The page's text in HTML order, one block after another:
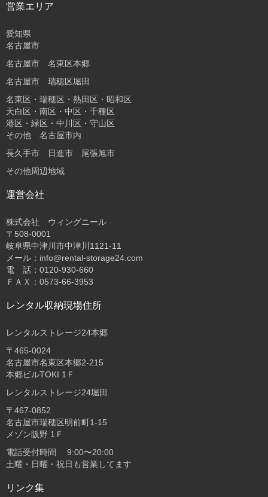
営業エリア
愛知県
名古屋市
名古屋市 名東区本郷
名古屋市 瑞穂区堀田
名東区・瑞穂区・熱田区・昭和区
天白区・南区・中区・千種区
港区・緑区・中川区・守山区
その他 名古屋市内
長久手市 日進市 尾張旭市
その他周辺地域
運営会社
株式会社 ウィングニール
〒508-0001
岐阜県中津川市中津川1121-11
メール：info@rental-storage24.com
電 話：0120-930-660
ＦＡＸ：0573-66-3953
レンタル収納現場住所
レンタルストレージ24本郷
〒465-0024
名古屋市名東区本郷2-215
本郷ビルTOKI 1Ｆ
レンタルストレージ24堀田
〒467-0852
名古屋市瑞穂区明前町1-15
メゾン阪野 1Ｆ
電話受付時間 9:00〜20:00
土曜・日曜・祝日も営業してます
リンク集